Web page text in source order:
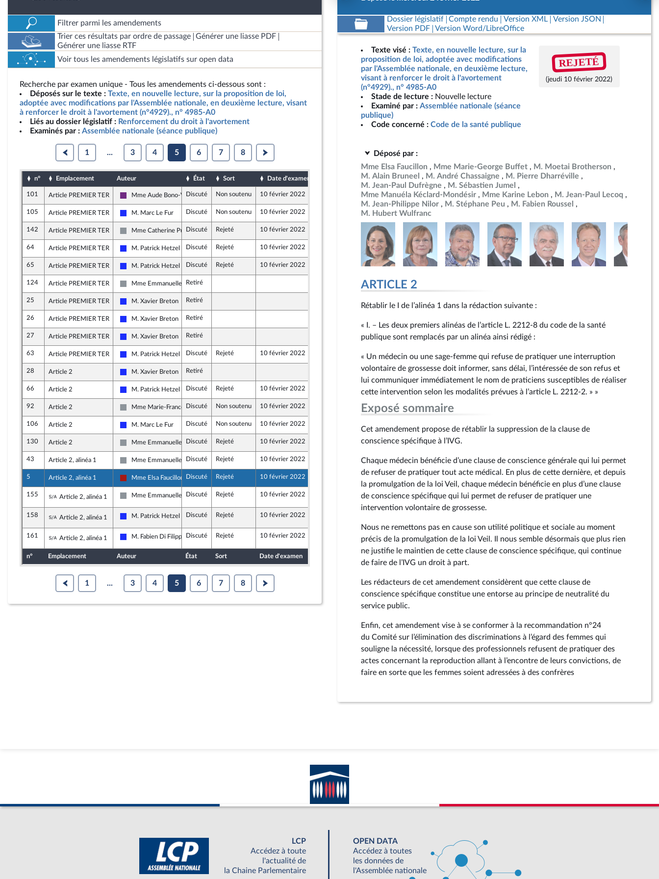
Filtrer parmi les amendements
Trier ces résultats par ordre de passage
Générer une liasse PDF
Générer une liasse RTF
Voir tous les amendements législatifs sur open data
Recherche par examen unique - Tous les amendements ci-dessous sont :
Déposés sur le texte : Texte, en nouvelle lecture, sur la proposition de loi,
adoptée avec modifications par l'Assemblée nationale, en deuxième lecture, visant
à renforcer le droit à l'avortement (n°4929)., n° 4985-A0
Liés au dossier législatif : Renforcement du droit à l'avortement
Examinés par : Assemblée nationale (séance publique)
1 ... 3 4 5 6 7 8
n° Emplacement Auteur État Sort Date d'examen Date de dépôt
101 Article PREMIER TER
La République en Marche
Mme Aude Bono-Vandorme
Discuté Non soutenu 10 février 2022
105 Article PREMIER TER
Les Républicains
M. Marc Le Fur Discuté Non soutenu 10 février 2022
142 Article PREMIER TER
Non inscrit
Mme Catherine PujolDiscuté Rejeté 10 février 2022
64 Article PREMIER TER
Les Républicains
M. Patrick Hetzel Discuté Rejeté 10 février 2022
65 Article PREMIER TER
Les Républicains
M. Patrick Hetzel Discuté Rejeté 10 février 2022
124 Article PREMIER TER
Non inscrit
Mme Emmanuelle Ménard
Retiré
25 Article PREMIER TER
Les Républicains
M. Xavier Breton Retiré
26 Article PREMIER TER
Les Républicains
M. Xavier Breton Retiré
27 Article PREMIER TER
Les Républicains
M. Xavier Breton Retiré
63 Article PREMIER TER
Les Républicains
M. Patrick Hetzel Discuté Rejeté 10 février 2022
28 Article 2
Les Républicains
M. Xavier Breton Retiré
66 Article 2
Les Républicains
M. Patrick Hetzel Discuté Rejeté 10 février 2022
92 Article 2
Non inscrit
Mme Marie-France Lorho
Discuté Non soutenu 10 février 2022
106 Article 2
Les Républicains
M. Marc Le Fur Discuté Non soutenu 10 février 2022
130 Article 2
Non inscrit
Mme Emmanuelle Ménard
Discuté Rejeté 10 février 2022
43 Article 2, alinéa 1
Non inscrit
Mme Emmanuelle Ménard
Discuté Rejeté 10 février 2022
5 Article 2, alinéa 1
Gauche démocrate et républicaine
Mme Elsa Faucillon Discuté Rejeté 10 février 2022
155 Sous-amendement de l'amendement n°5
Article 2, alinéa 1 Non inscrit
Mme Emmanuelle Ménard
Discuté Rejeté 10 février 2022 10 février 2022
158 Sous-amendement de l'amendement n°5
Article 2, alinéa 1 Les Républicains
M. Patrick Hetzel Discuté Rejeté 10 février 2022
161 Sous-amendement de l'amendement n°5
Article 2, alinéa 1 Les Républicains
M. Fabien Di Filippo Discuté Rejeté 10 février 2022
n° Emplacement Auteur État Sort Date d'examen
1 ... 3 4 5 6 7 8
Dossier législatif Compte rendu Version XML
Version JSON
Version PDF
Version Word/LibreOffice
Texte visé : Texte, en nouvelle lecture, sur la
proposition de loi, adoptée avec modifications
par l'Assemblée nationale, en deuxième lecture,
visant à renforcer le droit à l'avortement
(n°4929)., n° 4985-A0
Stade de lecture : Nouvelle lecture
Examiné par : Assemblée nationale (séance
publique)
Code concerné : Code de la santé publique
REJETÉ
(jeudi 10 février 2022)
Déposé par :
Mme Elsa Faucillon
Mme Marie-George Buffet
M. Moetai Brotherson
M. Alain Bruneel
M. André Chassaigne
M. Pierre Dharréville
M. Jean-Paul Dufrègne
M. Sébastien Jumel
Mme Manuéla Kéclard-Mondésir
Mme Karine Lebon
M. Jean-Paul Lecoq
M. Jean-Philippe Nilor
M. Stéphane Peu
M. Fabien Roussel
M. Hubert Wulfranc
ARTICLE 2
Rétablir le I de l’alinéa 1 dans la rédaction suivante :
« I. – Les deux premiers alinéas de l’article L. 2212‑8 du code de la santé
publique sont remplacés par un alinéa ainsi rédigé :
« Un médecin ou une sage-femme qui refuse de pratiquer une interruption
volontaire de grossesse doit informer, sans délai, l’intéressée de son refus et
lui communiquer immédiatement le nom de praticiens susceptibles de réaliser
cette intervention selon les modalités prévues à l’article L. 2212‑2. » »
Exposé sommaire
Cet amendement propose de rétablir la suppression de la clause de
conscience spécifique à l’IVG.
Chaque médecin bénéficie d’une clause de conscience générale qui lui permet
de refuser de pratiquer tout acte médical. En plus de cette dernière, et depuis
la promulgation de la loi Veil, chaque médecin bénéficie en plus d’une clause
de conscience spécifique qui lui permet de refuser de pratiquer une
intervention volontaire de grossesse.
Nous ne remettons pas en cause son utilité politique et sociale au moment
précis de la promulgation de la loi Veil. Il nous semble désormais que plus rien
ne justifie le maintien de cette clause de conscience spécifique, qui continue
de faire de l’IVG un droit à part.
Les rédacteurs de cet amendement considèrent que cette clause de
conscience spécifique constitue une entorse au principe de neutralité du
service public.
Enfin, cet amendement vise à se conformer à la recommandation n°24
du Comité sur l’élimination des discriminations à l’égard des femmes qui
souligne la nécessité, lorsque des professionnels refusent de pratiquer des
actes concernant la reproduction allant à l’encontre de leurs convictions, de
faire en sorte que les femmes soient adressées à des confrères
LCP
Accédez à toute
l'actualité de
la Chaine Parlementaire
OPEN DATA
Accédez à toutes
les données de
l'Assemblée nationale